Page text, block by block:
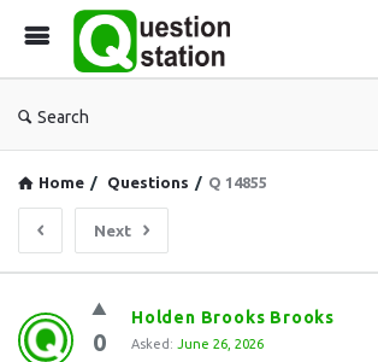
Search
Home / Questions / Q 14855
Next
Question
Station
0
Holden Brooks Brooks
Asked: June 26, 2026